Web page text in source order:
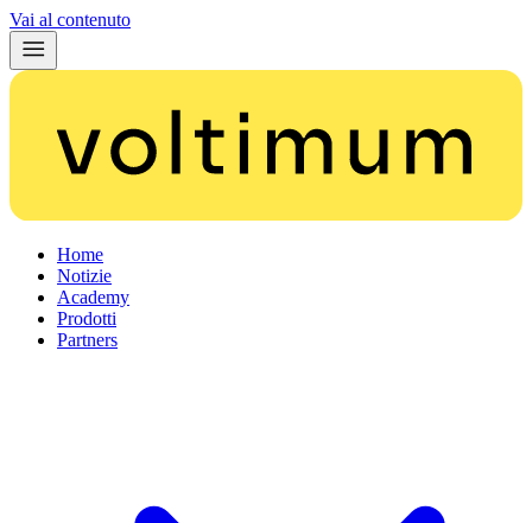
Vai al contenuto
Home
Notizie
Academy
Prodotti
Partners